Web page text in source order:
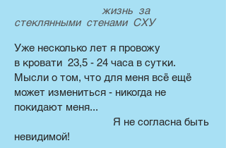
жизнь за
стеклянными стенами СХУ
Уже несколько лет я провожу
в кровати 23,5 - 24 часа в сутки.
Мысли о том, что для меня всё ещё
может измениться - никогда не
покидают меня...
Я не согласна быть
невидимой!